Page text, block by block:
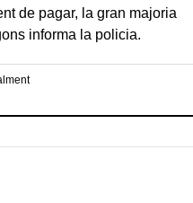
de pagar, la gran majoria
informa la policia.